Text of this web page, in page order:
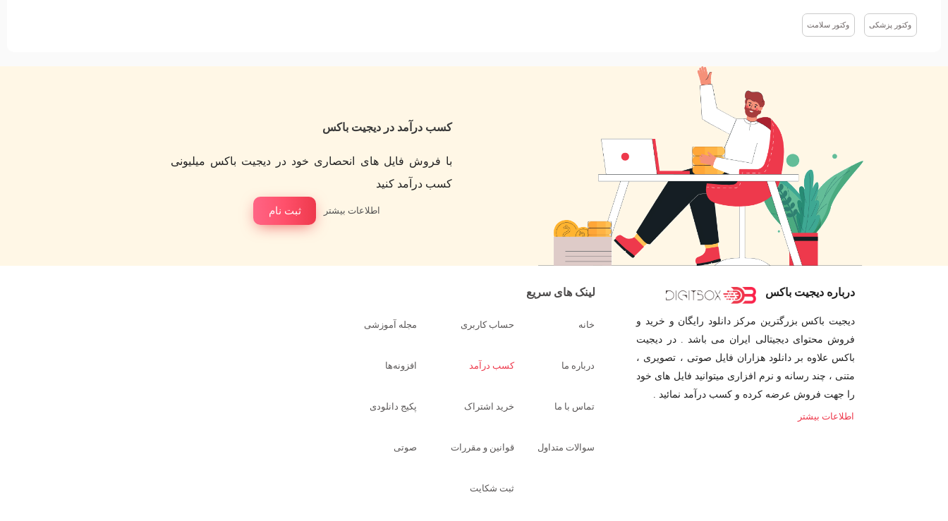
وکتور پزشکی وکتور سلامت
کسب درآمد در دیجیت باکس
با فروش فایل های انحصاری خود در دیجیت باکس میلیونی
کسب درآمد کنید
ثبت نام اطلاعات بیشتر
درباره دیجیت باکس
دیجیت باکس بزرگترین مرکز دانلود رایگان و خرید و
فروش محتوای دیجیتالی ایران می باشد . در دیجیت
باکس علاوه بر دانلود هزاران فایل صوتی ، تصویری ،
متنی ، چند رسانه و نرم افزاری میتوانید فایل های خود
را جهت فروش عرضه کرده و کسب درآمد نمائید .
اطلاعات بیشتر
لینک های سریع
خانه
درباره ما
تماس با ما
سوالات متداول
حساب کاربری
کسب درآمد
خرید اشتراک
قوانین و مقررات
ثبت شکایت
مجله آموزشی
افزونه‌ها
پکیج دانلودی
صوتی